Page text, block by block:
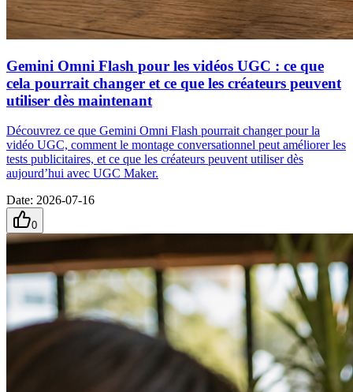
Gemini Omni Flash pour les vidéos UGC : ce que
cela pourrait changer et ce que les créateurs peuvent
utiliser dès maintenant
Découvrez ce que Gemini Omni Flash pourrait changer pour la
vidéo UGC, comment le montage conversationnel peut améliorer les
tests publicitaires, et ce que les créateurs peuvent utiliser dès
aujourd’hui avec UGC Maker.
Date: 2026-07-16
0